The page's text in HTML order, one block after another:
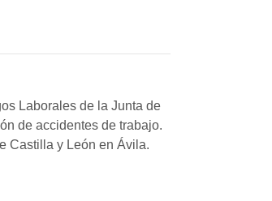
Laborales de la Junta de
de accidentes de trabajo.
Castilla y León en Ávila.